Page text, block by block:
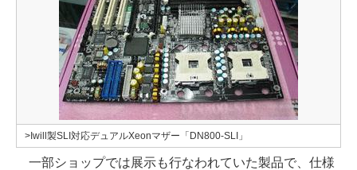
>Iwill製SLI対応デュアルXeonマザー「DN800-SLI」
一部ショップでは展示も行なわれていた製品で、仕様